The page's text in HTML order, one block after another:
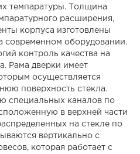
темпаратуры. Толщина
расширения,
корпуса изготовлены
современном оборудовании.
контроль качества на
Рама дверки имеет
осуществляется
поверхность стекла.
специальных каналов по
в верхней части
на стекле по
вертикально с
которая работает с